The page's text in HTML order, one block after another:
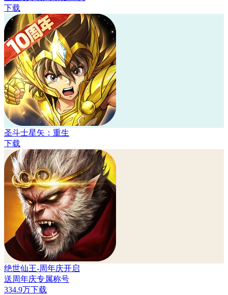
下载
圣斗士星矢：重生
下载
绝世仙王-周年庆开启
送周年庆专属称号
334.9万下载